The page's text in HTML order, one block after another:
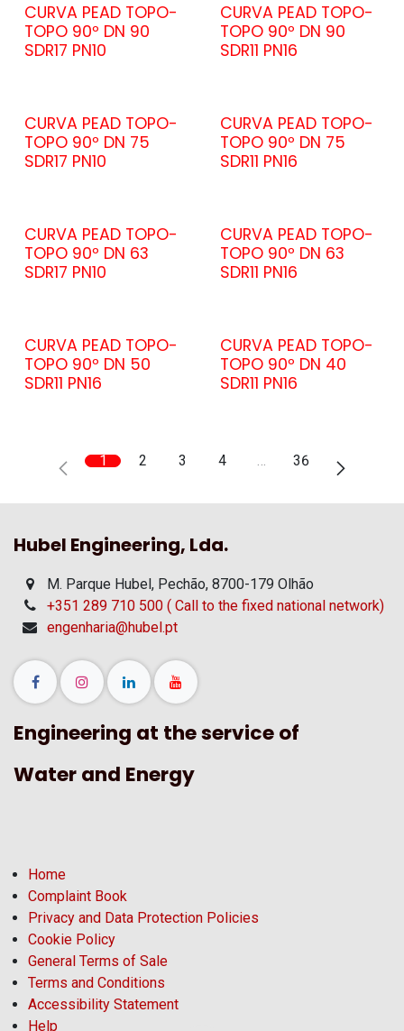
CURVA PEAD TOPO-
TOPO 90º DN 90
SDR17 PN10
CURVA PEAD TOPO-
TOPO 90º DN 90
SDR11 PN16
CURVA PEAD TOPO-
TOPO 90º DN 75
SDR17 PN10
CURVA PEAD TOPO-
TOPO 90º DN 75
SDR11 PN16
CURVA PEAD TOPO-
TOPO 90º DN 63
SDR17 PN10
CURVA PEAD TOPO-
TOPO 90º DN 63
SDR11 PN16
CURVA PEAD TOPO-
TOPO 90º DN 50
SDR11 PN16
CURVA PEAD TOPO-
TOPO 90º DN 40
SDR11 PN16
1 2 3 4 36
Hubel Engineering, Lda.
M. Parque Hubel, Pechão, 8700-179 Olhão
+351 289 710 500 ( Call to the fixed national network)
engenharia@hubel.pt
Engineering at the service of
Water and Energy
Home
Complaint Book
Privacy and Data Protection Policies
Cookie Policy
General Terms of Sale
Terms and Conditions
Accessibility Statement
Help